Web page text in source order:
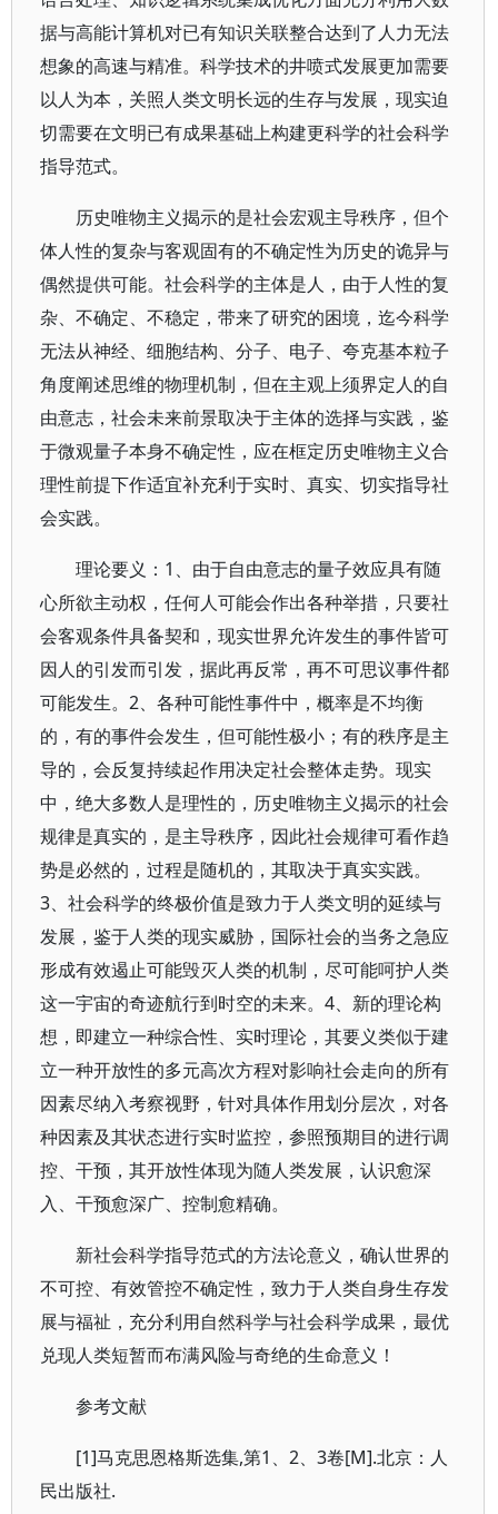
据与高能计算机对已有知识关联整合达到了人力无法
想象的高速与精准。科学技术的井喷式发展更加需要
以人为本，关照人类文明长远的生存与发展，现实迫
切需要在文明已有成果基础上构建更科学的社会科学
指导范式。
历史唯物主义揭示的是社会宏观主导秩序，但个
体人性的复杂与客观固有的不确定性为历史的诡异与
偶然提供可能。社会科学的主体是人，由于人性的复
杂、不确定、不稳定，带来了研究的困境，迄今科学
无法从神经、细胞结构、分子、电子、夸克基本粒子
角度阐述思维的物理机制，但在主观上须界定人的自
由意志，社会未来前景取决于主体的选择与实践，鉴
于微观量子本身不确定性，应在框定历史唯物主义合
理性前提下作适宜补充利于实时、真实、切实指导社
会实践。
理论要义：1、由于自由意志的量子效应具有随
心所欲主动权，任何人可能会作出各种举措，只要社
会客观条件具备契和，现实世界允许发生的事件皆可
因人的引发而引发，据此再反常，再不可思议事件都
可能发生。2、各种可能性事件中，概率是不均衡
的，有的事件会发生，但可能性极小；有的秩序是主
导的，会反复持续起作用决定社会整体走势。现实
中，绝大多数人是理性的，历史唯物主义揭示的社会
规律是真实的，是主导秩序，因此社会规律可看作趋
势是必然的，过程是随机的，其取决于真实实践。
3、社会科学的终极价值是致力于人类文明的延续与
发展，鉴于人类的现实威胁，国际社会的当务之急应
形成有效遏止可能毁灭人类的机制，尽可能呵护人类
这一宇宙的奇迹航行到时空的未来。4、新的理论构
想，即建立一种综合性、实时理论，其要义类似于建
立一种开放性的多元高次方程对影响社会走向的所有
因素尽纳入考察视野，针对具体作用划分层次，对各
种因素及其状态进行实时监控，参照预期目的进行调
控、干预，其开放性体现为随人类发展，认识愈深
入、干预愈深广、控制愈精确。
新社会科学指导范式的方法论意义，确认世界的
不可控、有效管控不确定性，致力于人类自身生存发
展与福祉，充分利用自然科学与社会科学成果，最优
兑现人类短暂而布满风险与奇绝的生命意义！
参考文献
[1]马克思恩格斯选集,第1、2、3卷[M].北京：人
民出版社.